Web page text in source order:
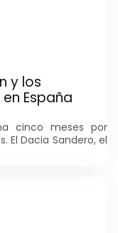
y los
España
cinco meses por
El Dacia Sandero, el